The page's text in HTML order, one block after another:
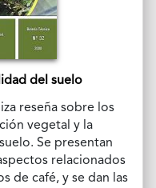
del suelo
reseña sobre los
vegetal y la
Se presentan
relacionados
de café, y se dan las